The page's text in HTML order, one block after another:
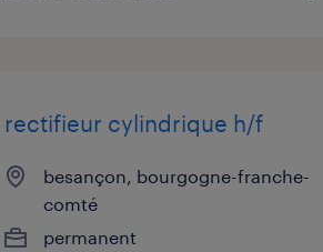
rectifieur cylindrique h/f
besançon, bourgogne-franche-
comté
permanent